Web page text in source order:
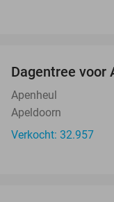
Dagentree voor
Apenheul
Apeldoorn
Verkocht: 32.957